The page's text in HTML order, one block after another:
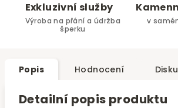
Exkluzivní služby
Výroba na přání a údržba
šperku
v
Popis Hodnocení
Detailní popis produktu